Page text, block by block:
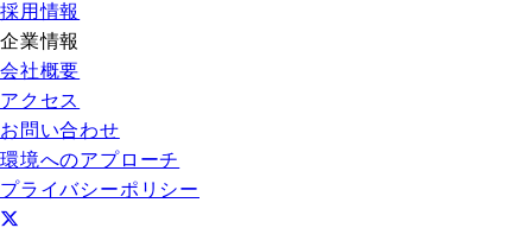
採用情報
企業情報
会社概要
アクセス
お問い合わせ
環境へのアプローチ
プライバシーポリシー